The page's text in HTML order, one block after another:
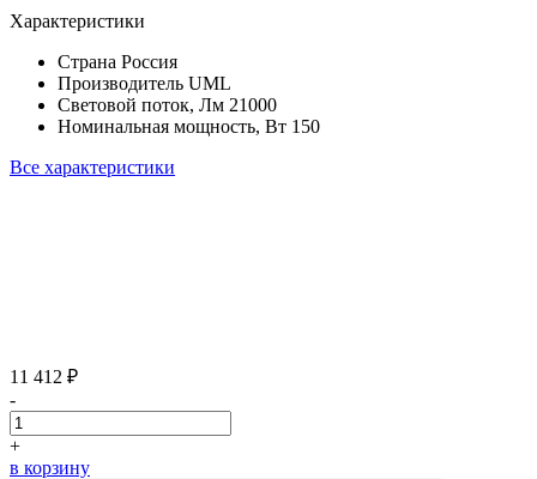
Характеристики
Страна Россия
Производитель UML
Световой поток, Лм 21000
Номинальная мощность, Вт 150
Все характеристики
11 412 ₽
-
+
в корзину